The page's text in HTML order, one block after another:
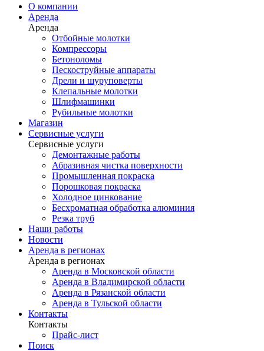
О компании
Аренда
Аренда
Отбойные молотки
Компрессоры
Бетоноломы
Пескоструйные аппараты
Дрели и шуруповерты
Клепальные молотки
Шлифмашинки
Рубильные молотки
Магазин
Сервисные услуги
Сервисные услуги
Демонтажные работы
Абразивная чистка поверхности
Промышленная покраска
Порошковая покраска
Холодное цинкование
Бесхроматная обработка алюминия
Резка труб
Наши работы
Новости
Аренда в регионах
Аренда в регионах
Аренда в Московской области
Аренда в Владимирской области
Аренда в Рязанской области
Аренда в Тульской области
Контакты
Контакты
Прайс-лист
Поиск